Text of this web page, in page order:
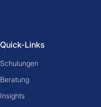
Quick-Links
Schulungen
Beratung
Insights